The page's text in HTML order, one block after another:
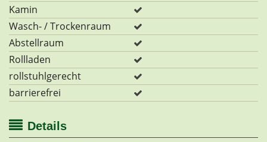
Kamin
Wasch- / Trockenraum
Abstellraum
Rollladen
rollstuhlgerecht
barrierefrei
Details